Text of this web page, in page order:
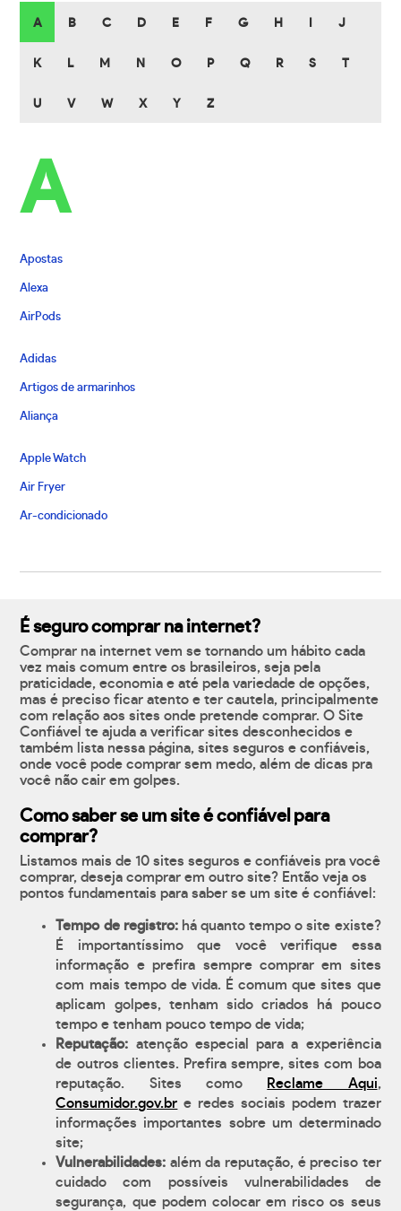
A B C D E F G H J
K L M N O P Q R S T
U V W X Y Z
A
Apostas
Alexa
AirPods
Adidas
Artigos de armarinhos
Aliança
Apple Watch
Air Fryer
Ar-condicionado
É seguro comprar na internet?
Comprar na internet vem se tornando um hábito cada
vez mais comum entre os brasileiros, seja pela
praticidade, economia e até pela variedade de opções,
mas é preciso ficar atento e ter cautela, principalmente
com relação aos sites onde pretende comprar. O Site
Confiável te ajuda a verificar sites desconhecidos e
também lista nessa página, sites seguros e confiáveis,
onde você pode comprar sem medo, além de dicas pra
você não cair em golpes.
Como saber se um site é confiável para
comprar?
Listamos mais de 10 sites seguros e confiáveis pra você
comprar, deseja comprar em outro site? Então veja os
pontos fundamentais para saber se um site é confiável:
Tempo de registro:há quanto tempo o site existe?
É importantíssimo que você verifique essa
informação e prefira sempre comprar em sites
com mais tempo de vida. É comum que sites que
aplicam golpes, tenham sido criados há pouco
tempo e tenham pouco tempo de vida;
Reputação: atenção especial para a experiência
de outros clientes. Prefira sempre, sites com boa
reputação. Sites como
Reclame Aqui,
Consumidor.gov.br e redes sociais podem trazer
informações importantes sobre um determinado
site;
Vulnerabilidades: além da reputação, é preciso ter
cuidado com possíveis vulnerabilidades de
segurança, que podem colocar em risco os seus